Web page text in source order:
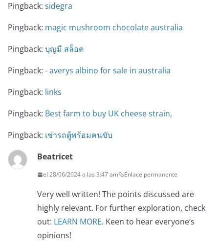
Pingback: sidegra
Pingback: magic mushroom chocolate australia
Pingback: บุญมี สล็อต
Pingback: - averys albino for sale in australia
Pingback: links
Pingback: Best farm to buy UK cheese strain,
Pingback: เช่ารถตู้พร้อมคนขับ
Beatricet
el 28/06/2024 a las 3:47 am Enlace permanente
Very well written! The points discussed are
highly relevant. For further exploration, check
out: LEARN MORE. Keen to hear everyone’s
opinions!